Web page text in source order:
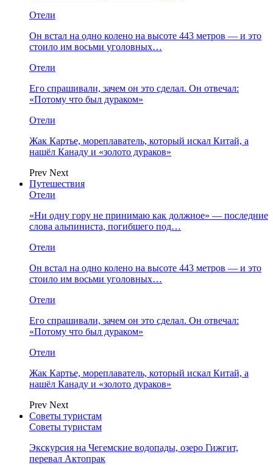
Отели
Он встал на одно колено на высоте 443 метров — и это
стоило им восьми уголовных…
Отели
Его спрашивали, зачем он это сделал. Он отвечал:
«Потому что был дураком»
Отели
Жак Картье, мореплаватель, который искал Китай, а
нашёл Канаду и «золото дураков»
Prev Next
Путешествия
Отели
«Ни одну гору не принимаю как должное» — последние
слова альпиниста, погибшего под…
Отели
Он встал на одно колено на высоте 443 метров — и это
стоило им восьми уголовных…
Отели
Его спрашивали, зачем он это сделал. Он отвечал:
«Потому что был дураком»
Отели
Жак Картье, мореплаватель, который искал Китай, а
нашёл Канаду и «золото дураков»
Prev Next
Советы туристам
Советы туристам
Экскурсия на Чегемские водопады, озеро Гижгит,
перевал Актопрак